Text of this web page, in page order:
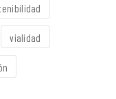
vialidad